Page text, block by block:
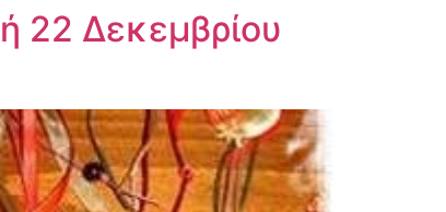
22 Δεκεμβρίου